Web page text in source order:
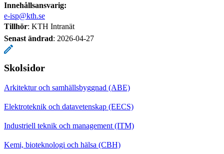
Innehållsansvarig:
e-isp@kth.se
Tillhör: KTH Intranät
Senast ändrad: 2026-04-27
Skolsidor
Arkitektur och samhällsbyggnad (ABE)
Elektroteknik och datavetenskap (EECS)
Industriell teknik och management (ITM)
Kemi, bioteknologi och hälsa (CBH)